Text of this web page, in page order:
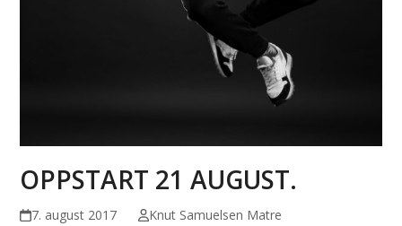
OPPSTART 21 AUGUST.
7. august 2017
Knut Samuelsen Matre